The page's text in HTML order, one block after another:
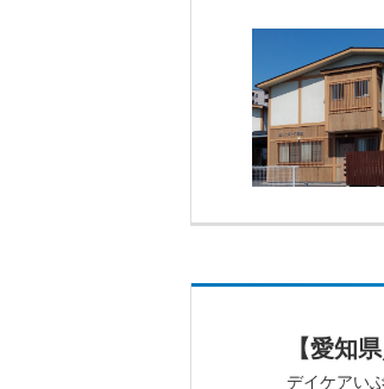
【愛知
デイケアい